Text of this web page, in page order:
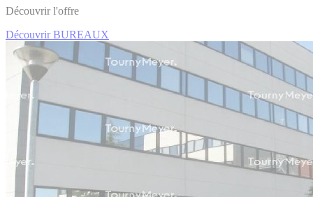
Découvrir l'offre
Découvrir BUREAUX